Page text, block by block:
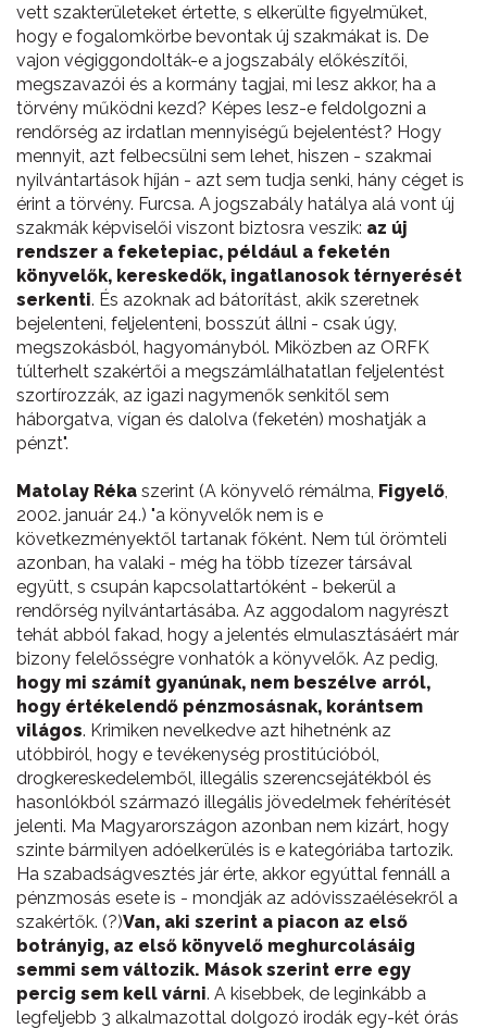
vett szakterületeket értette, s elkerülte figyelmüket,
hogy e fogalomkörbe bevontak új szakmákat is. De
vajon végiggondolták-e a jogszabály előkészítői,
megszavazói és a kormány tagjai, mi lesz akkor, ha a
törvény működni kezd? Képes lesz-e feldolgozni a
rendőrség az irdatlan mennyiségű bejelentést? Hogy
mennyit, azt felbecsülni sem lehet, hiszen - szakmai
nyilvántartások híján - azt sem tudja senki, hány céget is
érint a törvény. Furcsa. A jogszabály hatálya alá vont új
szakmák képviselői viszont biztosra veszik: az új
rendszer a feketepiac, például a feketén
könyvelők, kereskedők, ingatlanosok térnyerését
serkenti. És azoknak ad bátorítást, akik szeretnek
bejelenteni, feljelenteni, bosszút állni - csak úgy,
megszokásból, hagyományból. Miközben az ORFK
túlterhelt szakértői a megszámlálhatatlan feljelentést
szortírozzák, az igazi nagymenők senkitől sem
háborgatva, vígan és dalolva (feketén) moshatják a
pénzt".
Matolay Réka szerint (A könyvelő rémálma, Figyelő,
2002. január 24.) "a könyvelők nem is e
következményektől tartanak főként. Nem túl örömteli
azonban, ha valaki - még ha több tízezer társával
együtt, s csupán kapcsolattartóként - bekerül a
rendőrség nyilvántartásába. Az aggodalom nagyrészt
tehát abból fakad, hogy a jelentés elmulasztásáért már
bizony felelősségre vonhatók a könyvelők. Az pedig,
hogy mi számít gyanúnak, nem beszélve arról,
hogy értékelendő pénzmosásnak, korántsem
világos. Krimiken nevelkedve azt hihetnénk az
utóbbiról, hogy e tevékenység prostitúcióból,
drogkereskedelemből, illegális szerencsejátékból és
hasonlókból származó illegális jövedelmek fehérítését
jelenti. Ma Magyarországon azonban nem kizárt, hogy
szinte bármilyen adóelkerülés is e kategóriába tartozik.
Ha szabadságvesztés jár érte, akkor egyúttal fennáll a
pénzmosás esete is - mondják az adóvisszaélésekről a
szakértők. (?)Van, aki szerint a piacon az első
botrányig, az első könyvelő meghurcolásáig
semmi sem változik. Mások szerint erre egy
percig sem kell várni. A kisebbek, de leginkább a
legfeljebb 3 alkalmazottal dolgozó irodák egy-két órás